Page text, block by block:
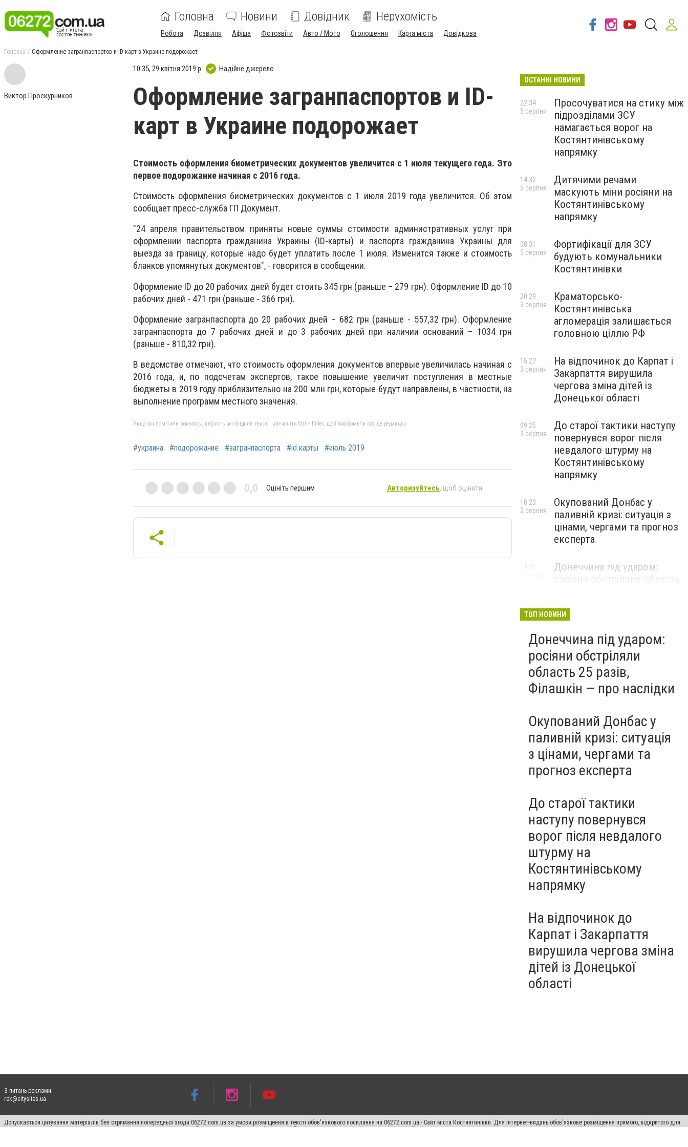
Головна Новини Довідник Нерухомість
Робота Дозвілля Афіша Фотозвіти Авто / Мото Оголошення Карта міста Довідкова
Головна Оформление загранпаспортов и ID-карт в Украине подорожает
Виктор Проскурников
10:35, 29 квітня 2019 р. Надійне джерело
Оформление загранпаспортов и ID-
карт в Украине подорожает
Стоимость оформления биометрических документов увеличится с 1 июля текущего года. Это
первое подорожание начиная с 2016 года.
Стоимость оформления биометрических документов с 1 июля 2019 года увеличится. Об этом
сообщает пресс-служба ГП Документ.
"24 апреля правительством приняты новые суммы стоимости административных услуг при
оформлении паспорта гражданина Украины (ID-карты) и паспорта гражданина Украины для
выезда за границу, которые надо будет уплатить после 1 июля. Изменится также и стоимость
бланков упомянутых документов", - говорится в сообщении.
Оформление ID до 20 рабочих дней будет стоить 345 грн (раньше – 279 грн). Оформление ID до 10
рабочих дней - 471 грн (раньше - 366 грн).
Оформление загранпаспорта до 20 рабочих дней – 682 грн (раньше - 557,32 грн). Оформление
загранпаспорта до 7 рабочих дней и до 3 рабочих дней при наличии оснований – 1034 грн
(раньше - 810,32 грн).
В ведомстве отмечают, что стоимость оформления документов впервые увеличилась начиная с
2016 года, и, по подсчетам экспертов, такое повышение увеличит поступления в местные
бюджеты в 2019 году приблизительно на 200 млн грн, которые будут направлены, в частности, на
выполнение программ местного значения.
Якщо ви помітили помилку, виділіть необхідний текст і натисніть Ctrl + Enter, щоб повідомити про це редакцію
#украина #подорожание #загранпаспорта #id карты #июль 2019
0,0 Оцініть першим Авторизуйтесь, щоб оцінити
ОСТАННІ НОВИНИ
Просочуватися на стику між
підрозділами ЗСУ
намагається ворог на
Костянтинівському
напрямку
22:34
5 серпня
Дитячими речами
маскують міни росіяни на
Костянтинівському
напрямку
14:32
5 серпня
Фортифікації для ЗСУ
будують комунальники
Костянтинівки
08:31
5 серпня
Краматорсько-
Костянтинівська
агломерація залишається
головною ціллю РФ
20:29
3 серпня
На відпочинок до Карпат і
Закарпаття вирушила
чергова зміна дітей із
Донецької області
15:27
3 серпня
До старої тактики наступу
повернувся ворог після
невдалого штурму на
Костянтинівському
напрямку
09:25
3 серпня
Окупований Донбас у
паливній кризі: ситуація з
цінами, чергами та прогноз
експерта
18:23
2 серпня
Донеччина під ударом:
росіяни обстріляли область
ТОП НОВИНИ
Донеччина під ударом:
росіяни обстріляли
область 25 разів,
Філашкін — про наслідки
Окупований Донбас у
паливній кризі: ситуація
з цінами, чергами та
прогноз експерта
До старої тактики
наступу повернувся
ворог після невдалого
штурму на
Костянтинівському
напрямку
На відпочинок до
Карпат і Закарпаття
вирушила чергова зміна
дітей із Донецької
області
З питань реклами:
rek@citysites.ua
Допускається цитування матеріалів без отримання попередньої згоди 06272.com.ua за умови розміщення в тексті обов'язкового посилання на 06272.com.ua - Сайт міста Костянтинівки. Для інтернет-видань обов'язкове розміщення прямого, відкритого для
пошукових систем гіперпосилання на цитовані статті не нижче другого абзацу в тексті або в якості джерела. Порушення виняткових прав переслідується Законом.